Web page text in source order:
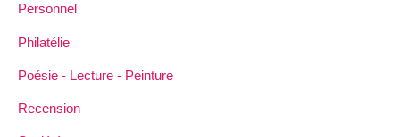
Personnel
Philatélie
Poésie - Lecture - Peinture
Recension